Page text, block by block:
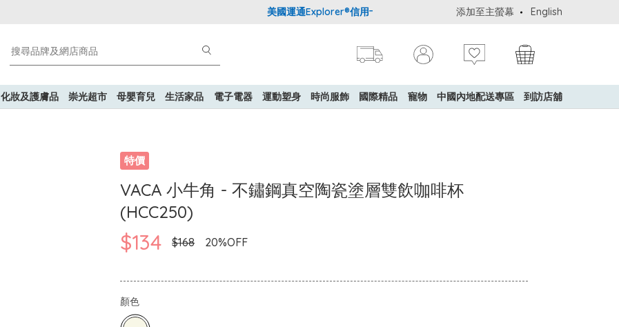
美國運通Explorer®信用卡會員購物禮遇：高達5%簽賬回贈！ 購買一般貨品(冷凍食
添加至主螢幕 English
化妝及護膚品 崇光超市 母嬰育兒 生活家品 電子電器 運動塑身 時尚服飾 國際精品 寵物 中國內地配送專區 到訪店舖
特價
VACA 小牛角 - 不鏽鋼真空陶瓷塗層雙飲咖啡杯
(HCC250)
$134 $168 20%OFF
顏色